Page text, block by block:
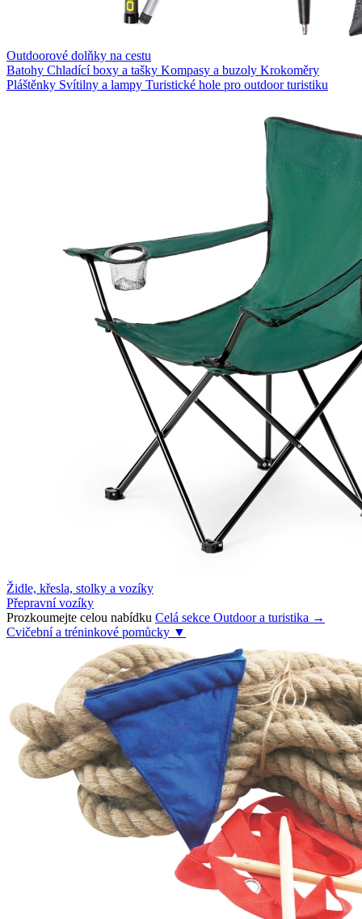
Outdoorové dolňky na cestu
Batohy Chladící boxy a tašky Kompasy a buzoly Krokoměry
Pláštěnky Svítilny a lampy Turistické hole pro outdoor turistiku
Židle, křesla, stolky a vozíky
Přepravní vozíky
Prozkoumejte celou nabídku Celá sekce Outdoor a turistika →
Cvičební a tréninkové pomůcky ▼